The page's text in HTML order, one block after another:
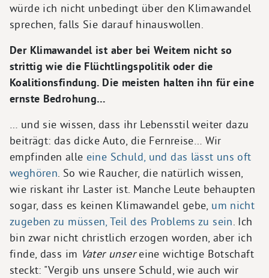
würde ich nicht unbedingt über den Klimawandel
sprechen, falls Sie darauf hinauswollen.
Der Klimawandel ist aber bei Weitem nicht so
strittig wie die Flüchtlingspolitik oder die
Koalitionsfindung. Die meisten halten ihn für eine
ernste Bedrohung…
… und sie wissen, dass ihr Lebensstil weiter dazu
beiträgt: das dicke Auto, die Fernreise… Wir
empfinden alle eine Schuld, und das lässt uns oft
weghören. So wie Raucher, die natürlich wissen,
wie riskant ihr Laster ist. Manche Leute behaupten
sogar, dass es keinen Klimawandel gebe, um nicht
zugeben zu müssen, Teil des Problems zu sein. Ich
bin zwar nicht christlich erzogen worden, aber ich
finde, dass im Vater unsereine wichtige Botschaft
steckt: "Vergib uns unsere Schuld, wie auch wir